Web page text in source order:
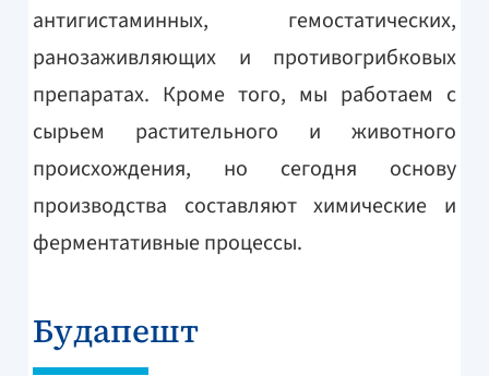
антигистаминных, гемостатических,
ранозаживляющих и противогрибковых
препаратах. Кроме того, мы работаем с
сырьем растительного и животного
происхождения, но сегодня основу
производства составляют химические и
ферментативныепроцессы.
Будапешт